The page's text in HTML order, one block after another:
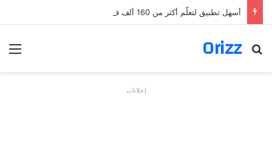
أسهل تطبيق لتعلّم أكثر من 160 ألف فعل بالألمانية
Orizz
بحث عن
إعلانات